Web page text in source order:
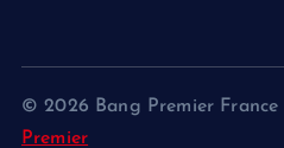
© 2026 Bang Premier France
Premier